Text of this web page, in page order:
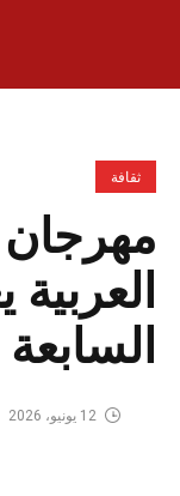
ثقافة
مهرجان
12 يونيو، 2026